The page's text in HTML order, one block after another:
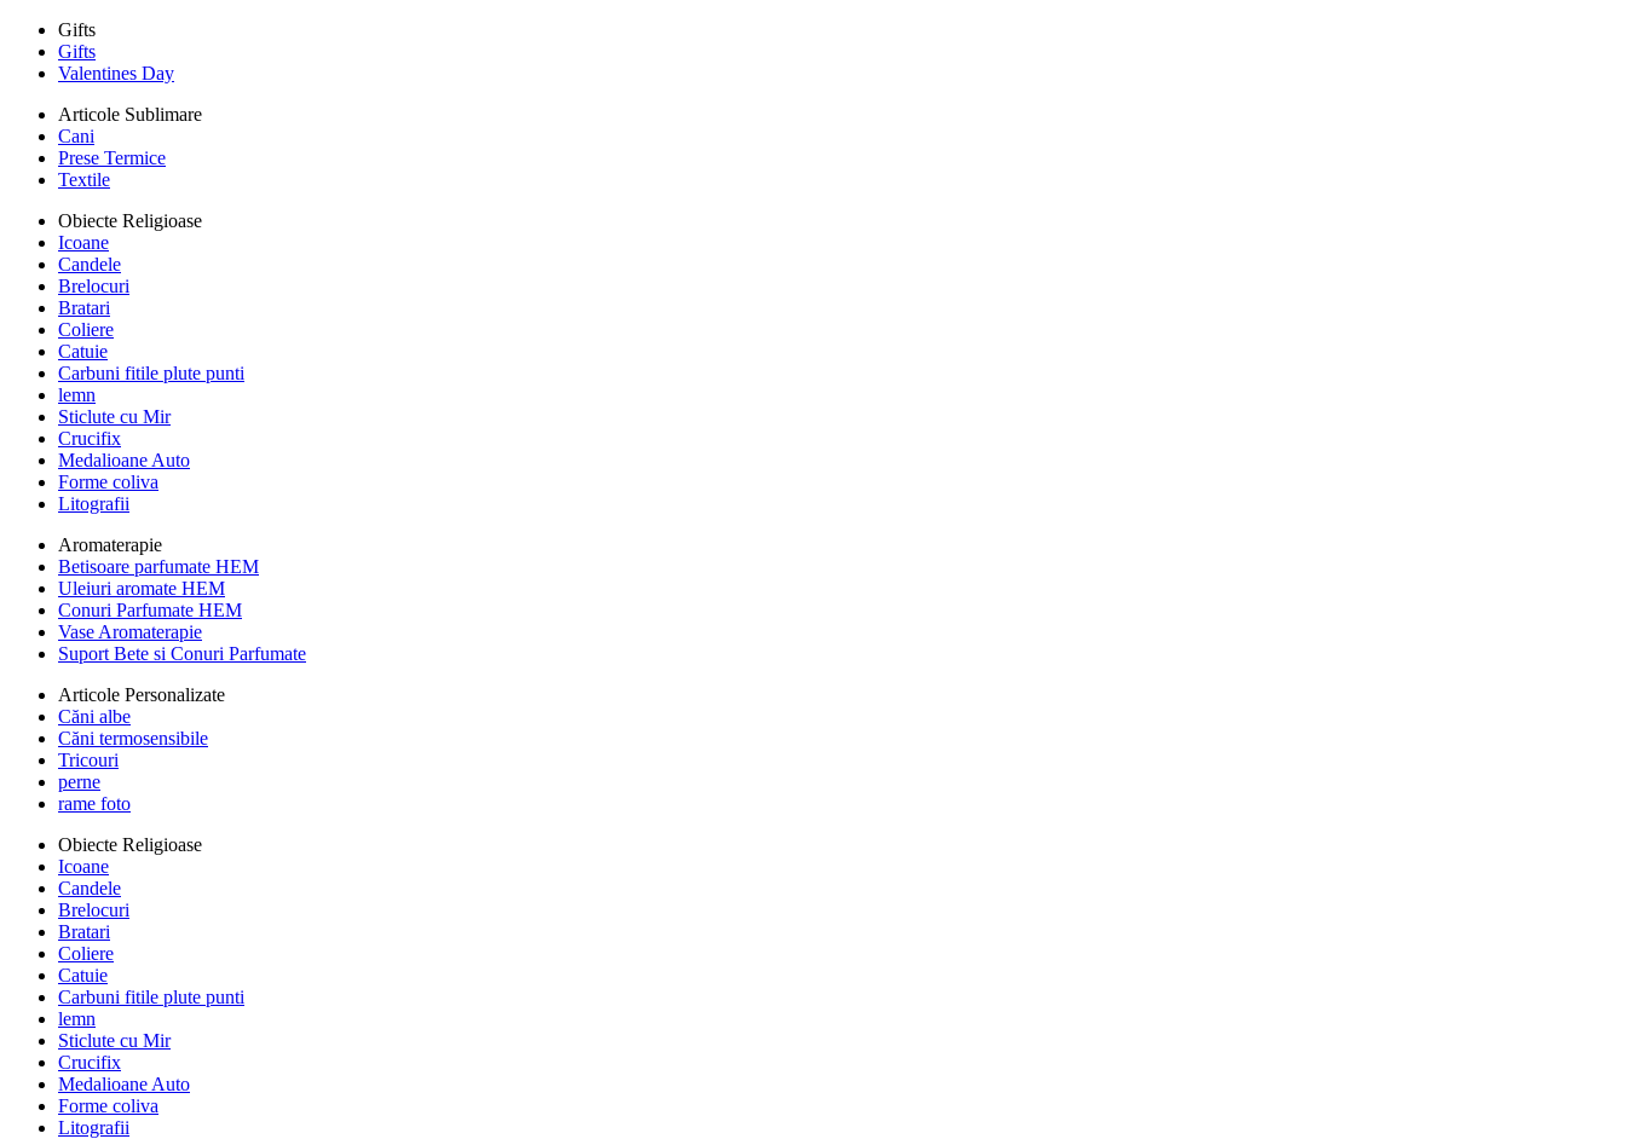
Gifts
Gifts
Valentines Day
Articole Sublimare
Cani
Prese Termice
Textile
Obiecte Religioase
Icoane
Candele
Brelocuri
Bratari
Coliere
Catuie
Carbuni fitile plute punti
lemn
Sticlute cu Mir
Crucifix
Medalioane Auto
Forme coliva
Litografii
Aromaterapie
Betisoare parfumate HEM
Uleiuri aromate HEM
Conuri Parfumate HEM
Vase Aromaterapie
Suport Bete si Conuri Parfumate
Articole Personalizate
Căni albe
Căni termosensibile
Tricouri
perne
rame foto
Obiecte Religioase
Icoane
Candele
Brelocuri
Bratari
Coliere
Catuie
Carbuni fitile plute punti
lemn
Sticlute cu Mir
Crucifix
Medalioane Auto
Forme coliva
Litografii